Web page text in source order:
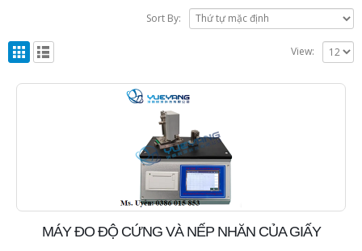
Sort By:
View:
MÁY ĐO ĐỘ CỨNG VÀ NẾP NHĂN CỦA GIẤY